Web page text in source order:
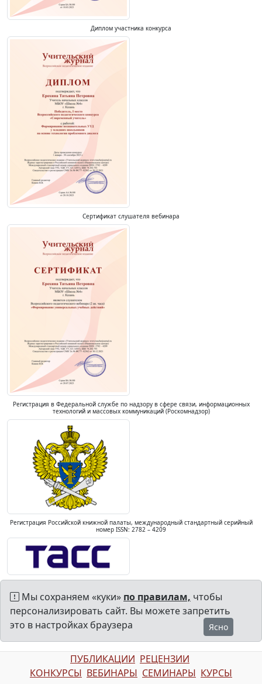
Диплом участника конкурса
Сертификат слушателя вебинара
Регистрация в Федеральной службе по надзору в сфере связи, информационных
технологий и массовых коммуникаций (Роскомнадзор)
Регистрация Российской книжной палаты, международный стандартный серийный
номер ISSN: 2782 – 4209
Мы сохраняем «куки» по правилам, чтобы
персонализировать сайт. Вы можете запретить
это в настройках браузера
Ясно
ПУБЛИКАЦИИ РЕЦЕНЗИИ
КОНКУРСЫ ВЕБИНАРЫ СЕМИНАРЫ КУРСЫ